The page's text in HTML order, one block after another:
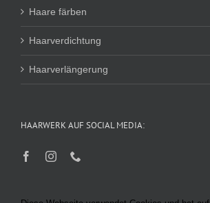
Haare färben
Haarverdichtung
Haarverlängerung
HAARWERK AUF SOCIAL MEDIA: